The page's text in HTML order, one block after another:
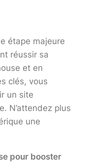
étape majeure
réussir sa
et en
clés, vous
un site
N’attendez plus
une
pour booster